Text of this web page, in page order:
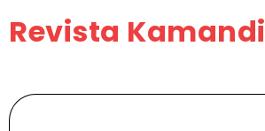
Revista Kamandi